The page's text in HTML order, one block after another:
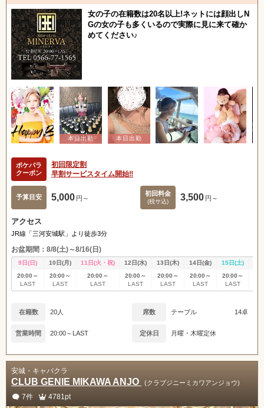
女の子の在籍数は20名以上!ネットには顔出しN
Gの女の子も多くいるので実際に見に来て確か
めてください♪
ポケパラ
クーポン
初回限定割
早割サービスタイム開始‼️
予算目安 5,000 円～
初回料金
(税サ込) 3,500 円～
アクセス
JR線「三河安城駅」より徒歩3分
お盆期間：8/8(土)～8/16(日)
9日(日) 10日(月) 11日(火・祝) 12日(水) 13日(木) 14日(金) 15日(土)
20:00～
LAST
20:00～
LAST
20:00～
LAST
20:00～
LAST
20:00～
LAST
20:00～
LAST
20:00～
LAST
在籍数 20人 席数 テーブル 14卓
営業時間 20:00～LAST 定休日 月曜・木曜定休
安城・キャバクラ
CLUB GENIE MIKAWA ANJO (クラブジニーミカワアンジョウ)
7件 4781pt
会員ログイン
甲信越